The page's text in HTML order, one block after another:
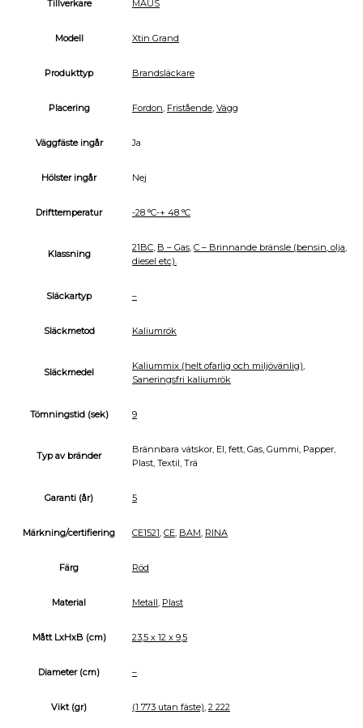
Tillverkare MAUS
Modell Xtin Grand
Produkttyp Brandsläckare
Placering Fordon Fristående Vägg
Väggfäste ingår Ja
Hölster ingår Nej
Drifttemperatur -28 °C-+ 48 °C
Klassning
21BC B – Gas C – Brinnande bränsle (bensin, olja,
diesel etc).
Släckartyp –
Släckmetod Kaliumrök
Släckmedel
Kaliummix (helt ofarlig och miljövänlig)
Saneringsfri kaliumrök
Tömningstid (sek) 9
Typ av bränder
Brännbara vätskor, El, fett, Gas, Gummi, Papper,
Plast, Textil, Trä
Garanti (år) 5
Märkning/certifiering CE1521 CE BAM RINA
Färg Röd
Material Metall Plast
Mått LxHxB (cm) 23,5 x 12 x 9,5
Diameter (cm) –
Vikt (gr) (1 773 utan fäste) 2 222